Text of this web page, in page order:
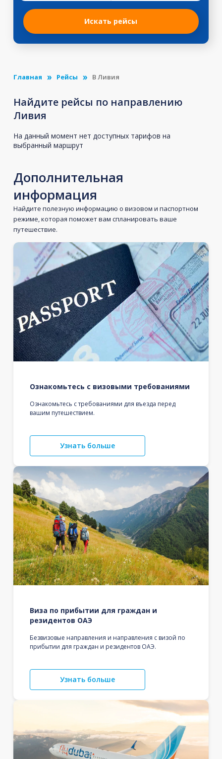
Искать рейсы
Главная Рейсы В Ливия
Найдите рейсы по направлению
Ливия
На данный момент нет доступных тарифов на
выбранный маршрут
Дополнительная
информация
Найдите полезную информацию о визовом и паспортном
режиме, которая поможет вам спланировать ваше
путешествие.
Ознакомьтесь с визовыми требованиями
Ознакомьтесь с требованиями для въезда перед
вашим путешествием.
Узнать больше
Виза по прибытии для граждан и
резидентов ОАЭ
Безвизовые направления и направления с визой по
прибытии для граждан и резидентов ОАЭ.
Узнать больше